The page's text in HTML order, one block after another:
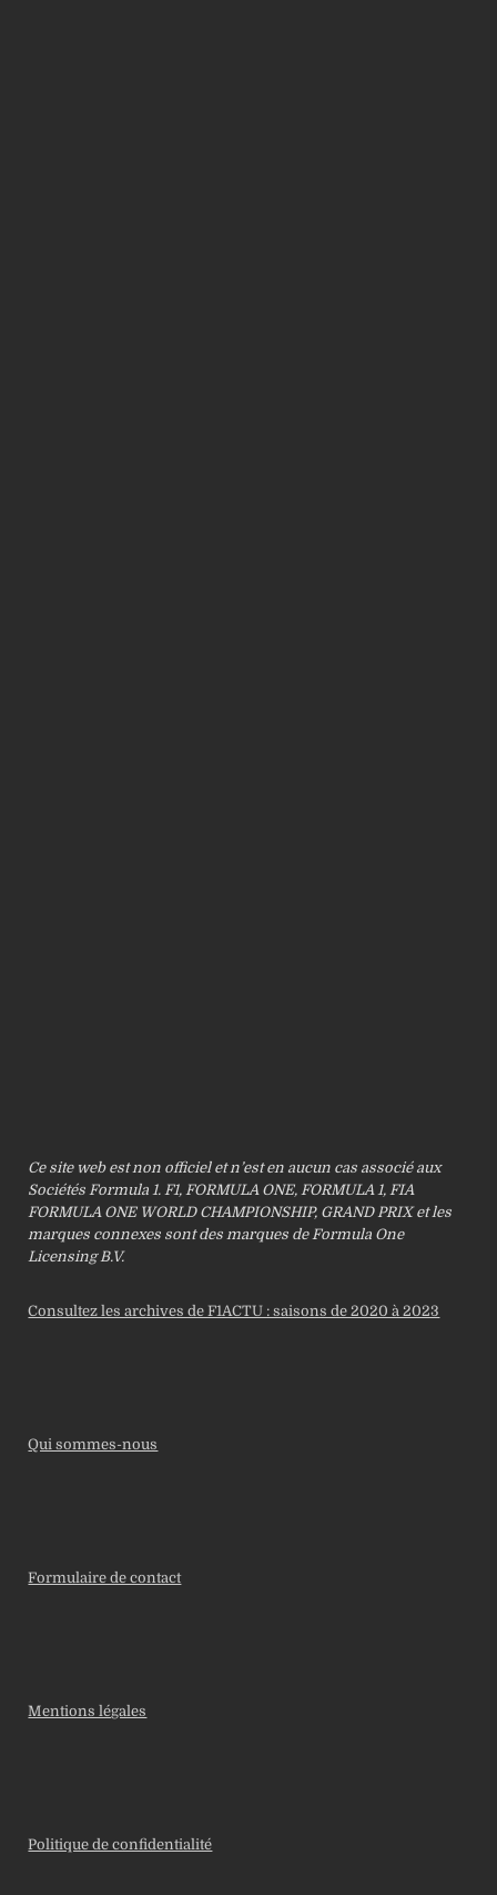
Ce site web est non officiel et n’est en aucun cas associé aux
Sociétés Formula 1. F1, FORMULA ONE, FORMULA 1, FIA
FORMULA ONE WORLD CHAMPIONSHIP, GRAND PRIX et les
marques connexes sont des marques de Formula One
Licensing B.V.
Consultez les archives de F1ACTU : saisons de 2020 à 2023
Qui sommes-nous
Formulaire de contact
Mentions légales
Politique de confidentialité